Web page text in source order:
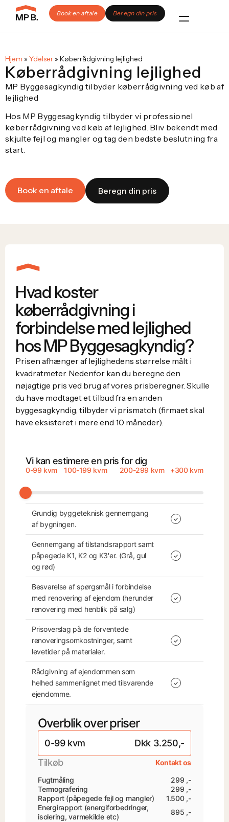
Book en aftale Beregn din pris
Hjem » Ydelser » Køberrådgivning lejlighed
Køberrådgivning lejlighed
MP Byggesagkyndig tilbyder køberrådgivning ved køb af
lejlighed
Hos MP Byggesagkyndig tilbyder vi professionel
køberrådgivning ved køb af lejlighed. Bliv bekendt med
skjulte fejl og mangler og tag den bedste beslutning fra
start.
Book en aftale Beregn din pris
Hvad koster
køberrådgivning i
forbindelse med lejlighed
hos MP Byggesagkyndig?
Prisen afhænger af lejlighedens størrelse målt i
kvadratmeter. Nedenfor kan du beregne den
nøjagtige pris ved brug af vores prisberegner. Skulle
du have modtaget et tilbud fra en anden
byggesagkyndig, tilbyder vi prismatch (firmaet skal
have eksisteret i mere end 10 måneder).
Vi kan estimere en pris for dig
0-99 kvm 100-199 kvm 200-299 kvm +300 kvm
Grundig byggeteknisk gennemgang
af bygningen.
Gennemgang af tilstandsrapport samt
påpegede K1, K2 og K3'er. (Grå, gul
og rød)
Besvarelse af spørgsmål i forbindelse
med renovering af ejendom (herunder
renovering med henblik på salg)
Prisoverslag på de forventede
renoveringsomkostninger, samt
levetider på materialer.
Rådgivning af ejendommen som
helhed sammenlignet med tilsvarende
ejendomme.
Overblik over priser
0-99 kvm
Dkk 3.250,-
Tilkøb
Kontakt os
Fugtmåling
299 ,-
Termografering
299 ,-
Rapport (påpegede fejl og mangler)
1.500 ,-
Energirapport (energiforbedringer,
isolering, varmekilde etc)
895 ,-